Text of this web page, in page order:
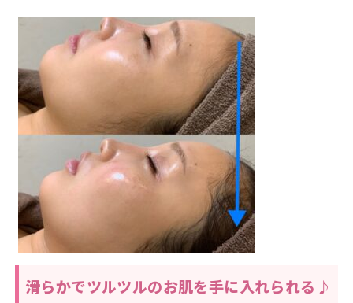
滑らかでツルツルのお肌を手に入れられる♪